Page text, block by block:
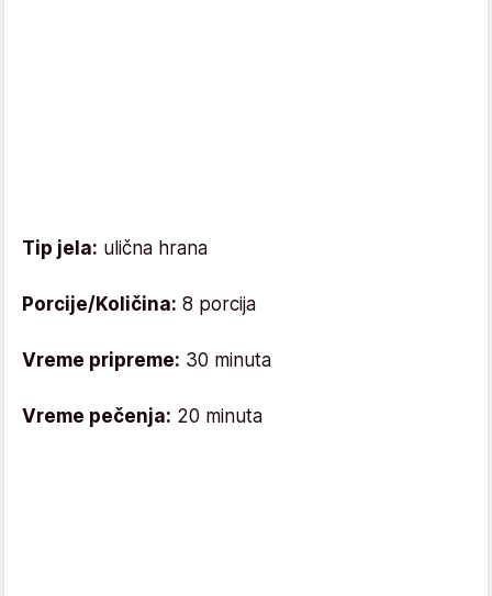
Tip jela: ulična hrana
Porcije/Količina: 8 porcija
Vreme pripreme: 30 minuta
Vreme pečenja: 20 minuta